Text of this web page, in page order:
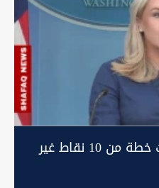
البيت الأبيض: إيران طرحت خطة من 10 نقاط غير